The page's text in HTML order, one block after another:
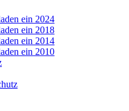
ein 2024
ein 2018
ein 2014
ein 2010